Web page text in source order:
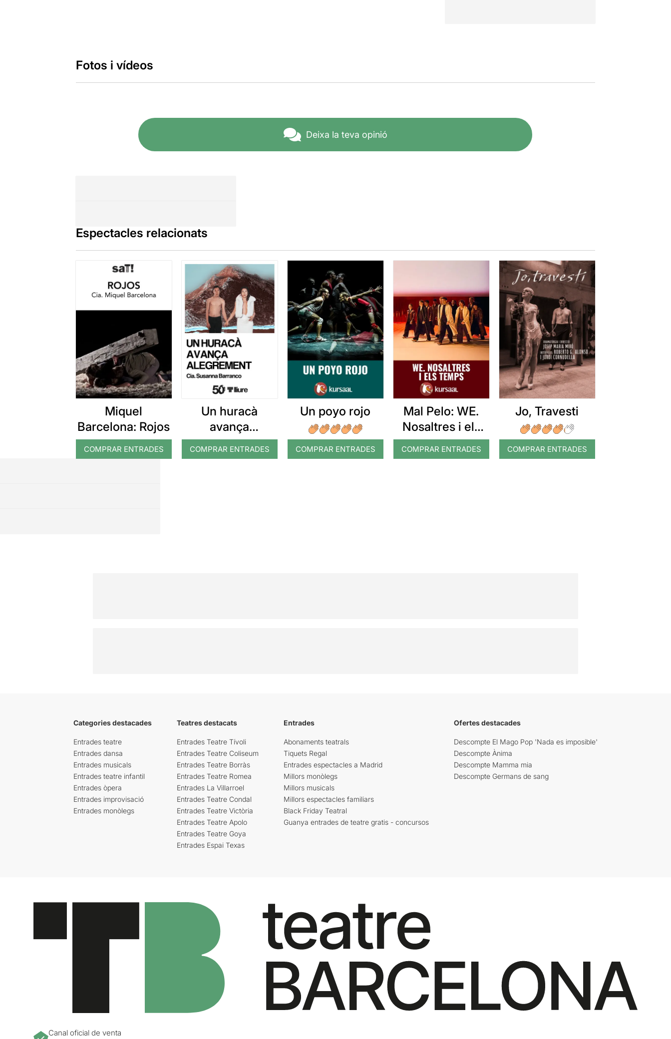
Fotos i vídeos
Deixa la teva opinió
Espectacles relacionats
Miquel
Barcelona: Rojos
COMPRAR ENTRADES
Un huracà
avança
alegrement
COMPRAR ENTRADES
Un poyo rojo
COMPRAR ENTRADES
Mal Pelo: WE.
Nosaltres i els
temps
COMPRAR ENTRADES
Jo, Travesti
COMPRAR ENTRADES
Categories destacades
Entrades teatre
Entrades dansa
Entrades musicals
Entrades teatre infantil
Entrades òpera
Entrades improvisació
Entrades monòlegs
Teatres destacats
Entrades Teatre Tívoli
Entrades Teatre Coliseum
Entrades Teatre Borràs
Entrades Teatre Romea
Entrades La Villarroel
Entrades Teatre Condal
Entrades Teatre Victòria
Entrades Teatre Apolo
Entrades Teatre Goya
Entrades Espai Texas
Entrades
Abonaments teatrals
Tiquets Regal
Entrades espectacles a Madrid
Millors monòlegs
Millors musicals
Millors espectacles familiars
Black Friday Teatral
Guanya entrades de teatre gratis - concursos
Ofertes destacades
Descompte El Mago Pop 'Nada es imposible'
Descompte Ànima
Descompte Mamma mia
Descompte Germans de sang
Canal oficial de venta